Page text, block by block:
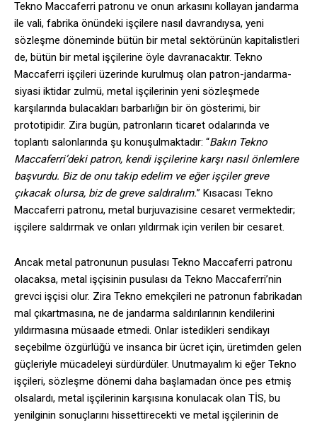
Tekno Maccaferri patronu ve onun arkasını kollayan jandarma
ile vali, fabrika önündeki işçilere nasıl davrandıysa, yeni
sözleşme döneminde bütün bir metal sektörünün kapitalistleri
de, bütün bir metal işçilerine öyle davranacaktır. Tekno
Maccaferri işçileri üzerinde kurulmuş olan patron-jandarma-
siyasi iktidar zulmü, metal işçilerinin yeni sözleşmede
karşılarında bulacakları barbarlığın bir ön gösterimi, bir
prototipidir. Zira bugün, patronların ticaret odalarında ve
toplantı salonlarında şu konuşulmaktadır: “Bakın Tekno
Maccaferri’deki patron, kendi işçilerine karşı nasıl önlemlere
başvurdu. Biz de onu takip edelim ve eğer işçiler greve
çıkacak olursa, biz de greve saldıralım.” Kısacası Tekno
Maccaferri patronu, metal burjuvazisine cesaret vermektedir;
işçilere saldırmak ve onları yıldırmak için verilen bir cesaret.
Ancak metal patronunun pusulası Tekno Maccaferri patronu
olacaksa, metal işçisinin pusulası da Tekno Maccaferri’nin
grevci işçisi olur. Zira Tekno emekçileri ne patronun fabrikadan
mal çıkartmasına, ne de jandarma saldırılarının kendilerini
yıldırmasına müsaade etmedi. Onlar istedikleri sendikayı
seçebilme özgürlüğü ve insanca bir ücret için, üretimden gelen
güçleriyle mücadeleyi sürdürdüler. Unutmayalım ki eğer Tekno
işçileri, sözleşme dönemi daha başlamadan önce pes etmiş
olsalardı, metal işçilerinin karşısına konulacak olan TİS, bu
yenilginin sonuçlarını hissettirecekti ve metal işçilerinin de